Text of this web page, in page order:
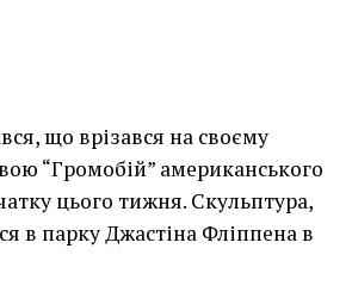
чіпсів – сюжет графіті, що
східному узбережжі Англії 8
що врізався на своєму
“Громобій” американського
цього тижня. Скульптура,
в парку Джастіна Фліппена в